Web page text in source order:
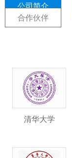
公司简介
合作伙伴
清华大学